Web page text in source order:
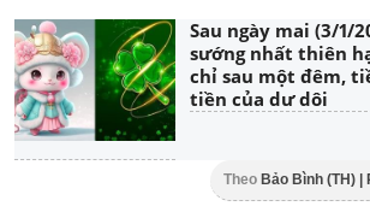
Sau ngày mai (3/1/
sướng nhất thiên
chỉ sau một đêm,
tiền của dư dôi
Theo Bảo Bình (TH) |